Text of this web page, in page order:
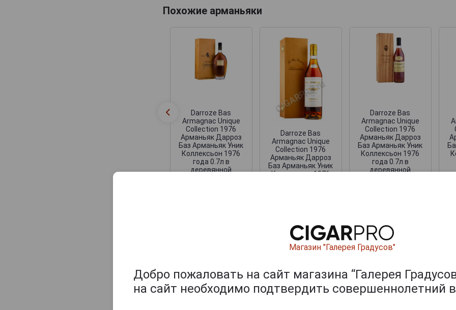
Похожие арманьяки
Darroze Bas
Armagnac Unique
Collection 1976
Арманьяк Дарроз
Баз Арманьяк Уник
Коллексьон 1976
года 0.7л в
деревянной
Darroze Bas
Armagnac Unique
Collection 1976
Арманьяк Дарроз
Баз Арманьяк Уник
Коллексьон 1976
Darroze Bas
Armagnac Unique
Collection 1976
Арманьяк Дарроз
Баз Арманьяк Уник
Коллексьон 1976
года 0.7л в
деревянной
Магазин "Галерея Градусов"
Добро пожаловать на сайт магазина “Галерея
на сайт необходимо подтвердить совершеннолетний